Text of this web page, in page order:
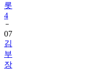
롯
4
07
김
부
장